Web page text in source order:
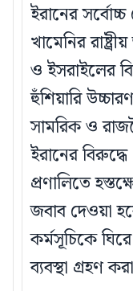
ইরানের
খামেনির
ও ইসরাইলের
হুঁশিয়ারি
সামরিক ও
ইরানের
প্রণালিতে
জবাব দেওয়া
কর্মসূচিকে
ব্যবস্থা গ্রহণ